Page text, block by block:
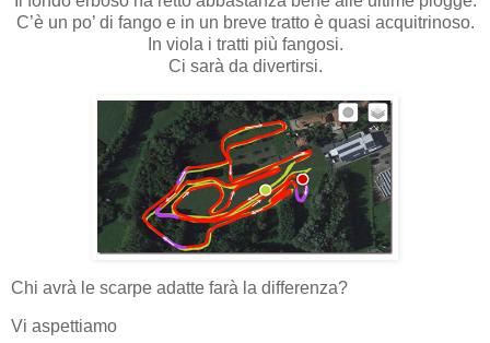
C’è un po’ di fango e in un breve tratto è quasi acquitrinoso.
In viola i tratti più fangosi.
Ci sarà da divertirsi.
Chi avrà le scarpe adatte farà la differenza?
Vi aspettiamo